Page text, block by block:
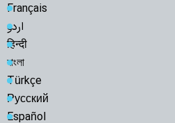
Français
اردو
हिन्दी
বাংলা
Türkçe
Русский
Español